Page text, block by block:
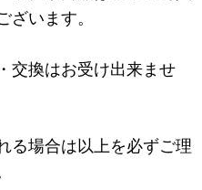
ざいます。
交換はお受け出来ませ
る場合は以上を必ずご理